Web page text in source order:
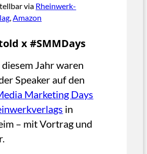
via Rheinwerk-
Amazon
x #SMMDays
Jahr waren
Speaker auf den
Marketing Days
in
– mit Vortrag und